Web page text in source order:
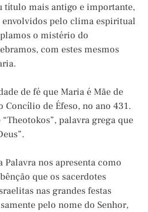
título mais antigo e importante,
envolvidos pelo clima espiritual
o mistério do
com estes mesmos
de fé que Maria é Mãe de
de Éfeso, no ano 431.
palavra grega que
Palavra nos apresenta como
que os sacerdotes
nas grandes festas
pelo nome do Senhor,